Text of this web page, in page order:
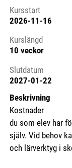
Kursstart
Kursstart
2026-11-16
Kurslängd
10 veckor
Slutdatum
2027-01-22
Beskrivning
Kostnader
du som elev har
själv. Vid behov
och lärverktyg i